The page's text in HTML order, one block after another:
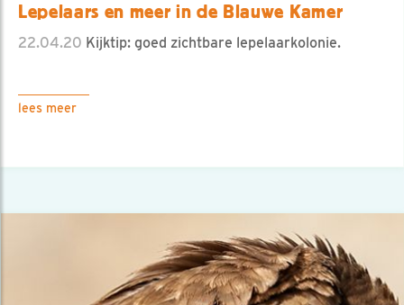
Lepelaars en meer in de Blauwe Kamer
22.04.20 Kijktip: goed zichtbare lepelaarkolonie.
lees meer